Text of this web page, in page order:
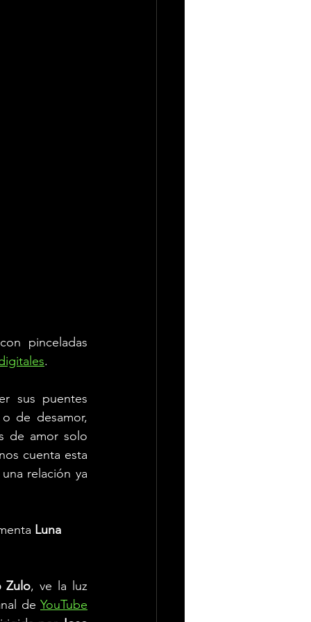
pinceladas
.
sus puentes
de desamor,
de amor solo
cuenta esta
relación ya
Luna
Zulo, ve la luz
de YouTube